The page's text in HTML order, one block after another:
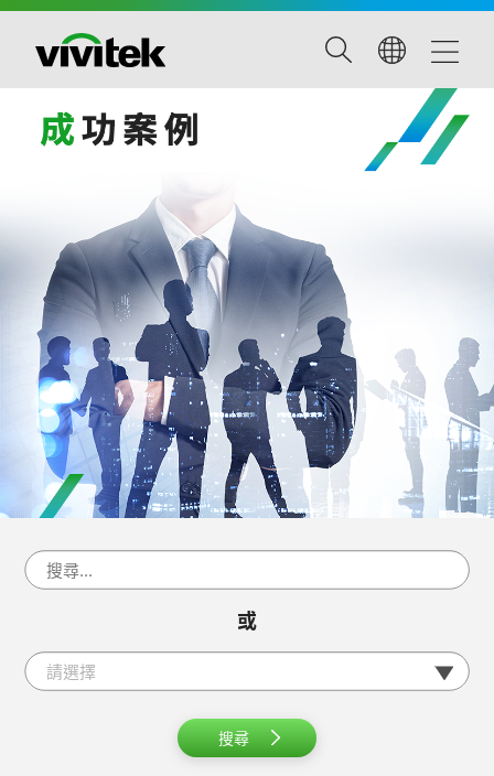
或
請選擇
搜尋